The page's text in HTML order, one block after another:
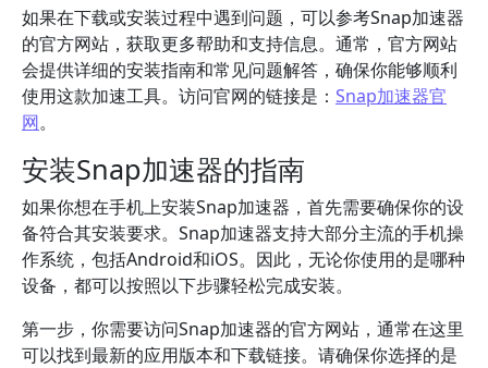
如果在下载或安装过程中遇到问题，可以参考Snap加速器
的官方网站，获取更多帮助和支持信息。通常，官方网站
会提供详细的安装指南和常见问题解答，确保你能够顺利
使用这款加速工具。访问官网的链接是： Snap加速器官
网。
安装Snap加速器的指南
如果你想在手机上安装Snap加速器，首先需要确保你的设
备符合其安装要求。Snap加速器支持大部分主流的手机操
作系统，包括Android和iOS。因此，无论你使用的是哪种
设备，都可以按照以下步骤轻松完成安装。
第一步，你需要访问Snap加速器的官方网站，通常在这里
可以找到最新的应用版本和下载链接。请确保你选择的是